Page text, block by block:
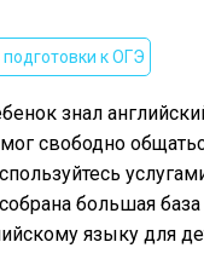
к ОГЭ
знал
свободно
большая
языку для